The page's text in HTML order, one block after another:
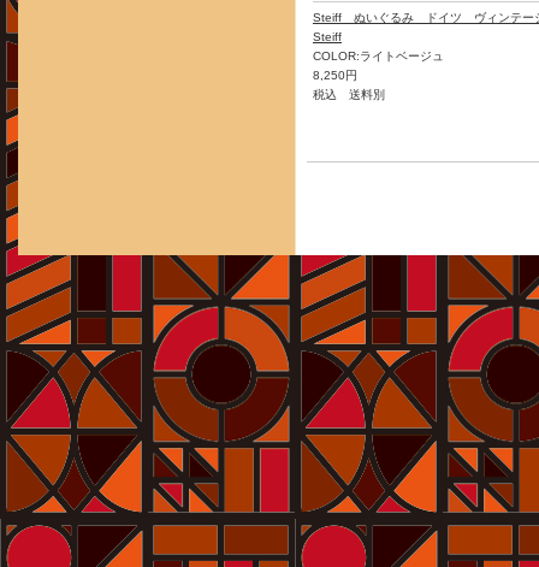
Steiff ぬいぐるみ ドイツ ヴィンテー
Steiff
COLOR:ライトベージュ
8,250円
税込 送料別